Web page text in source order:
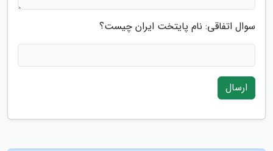
سوال اتفاقی: نام پایتخت ایران چیست؟
ارسال